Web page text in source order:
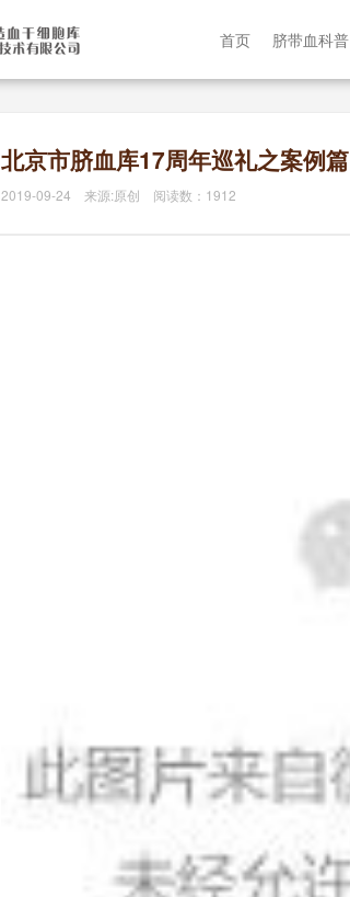
首页 脐带血科普
北京市脐血库17周年巡礼之案例篇
2019-09-24 来源:原创 阅读数：1912